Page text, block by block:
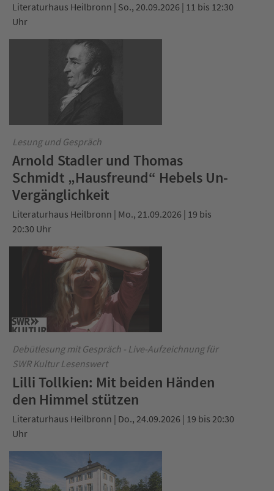
Literaturhaus Heilbronn | So., 20.09.2026 | 11 bis 12:30
Uhr
Lesung und Gespräch
Arnold Stadler und Thomas
Schmidt „Hausfreund“ Hebels Un-
Vergänglichkeit
Literaturhaus Heilbronn | Mo., 21.09.2026 | 19 bis
20:30 Uhr
Debütlesung mit Gespräch - Live-Aufzeichnung für
SWR Kultur Lesenswert
Lilli Tollkien: Mit beiden Händen
den Himmel stützen
Literaturhaus Heilbronn | Do., 24.09.2026 | 19 bis 20:30
Uhr